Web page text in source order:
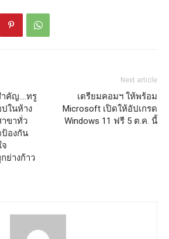
คัญ….ทรู
ในห้าง
าขาทั่ว
ป้องกัน
ย่างก้าว
Next article
เตรียมคอมฯ ให้พร้อม
Microsoft เปิดให้อัปเกรด
Windows 11 ฟรี 5 ต.ค. นี้